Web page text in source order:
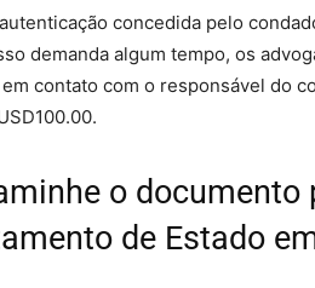
concedida pelo
demanda algum tempo, os
contato com o responsável do
o documento
de Estado